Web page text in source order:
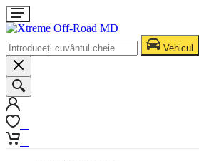
Vehicul